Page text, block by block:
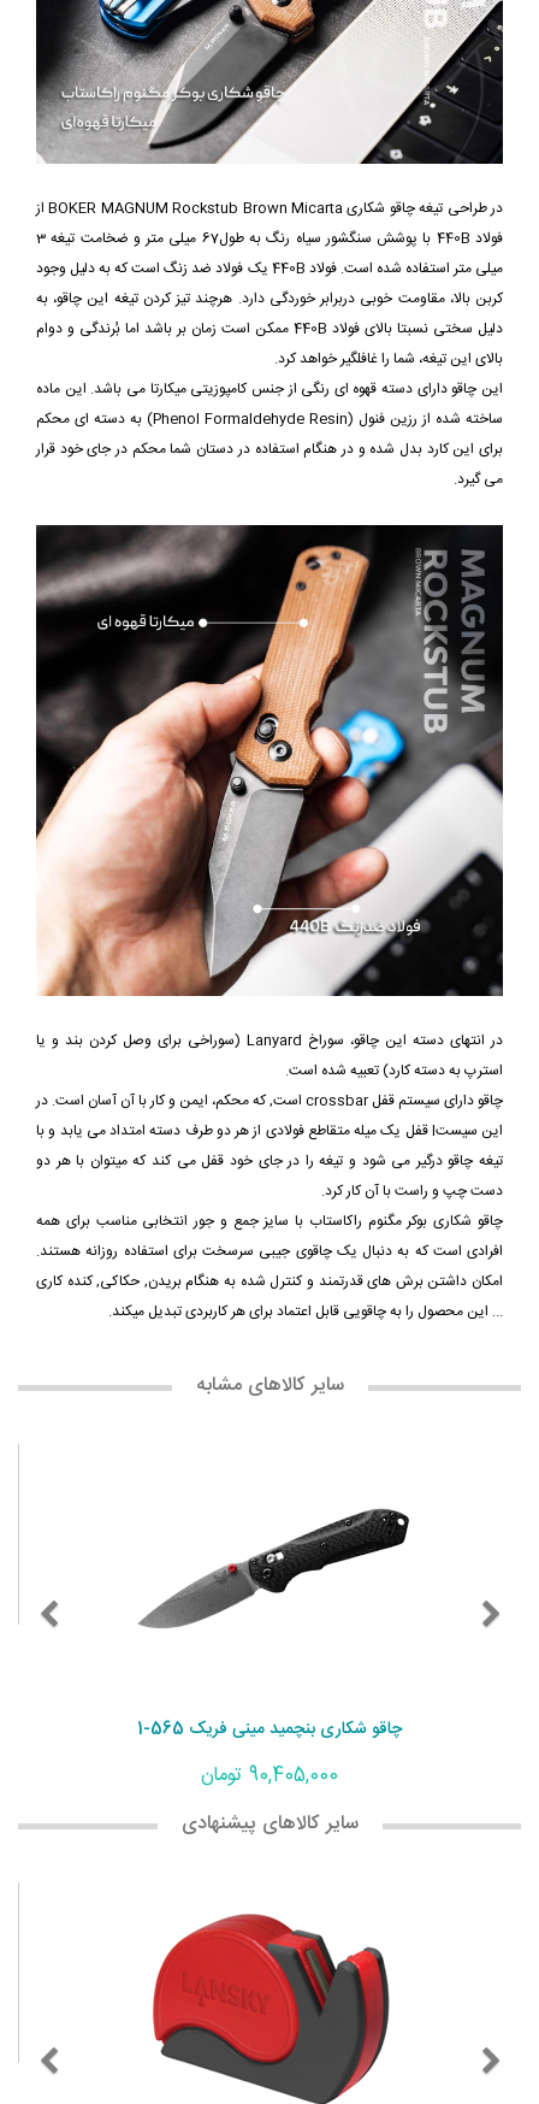
در طراحی تیغه چاقو شکاری BOKER MAGNUM Rockstub Brown Micarta از
فولاد 440B با پوشش سنگشور سیاه رنگ به طول67 میلی متر و ضخامت تیغه 3
میلی متر استفاده شده است. فولاد 440B یک فولاد ضد زنگ است که به دلیل وجود
کربن بالا، مقاومت خوبی دربرابر خوردگی دارد. هرچند تیز کردن تیغه این چاقو، به
دلیل سختی نسبتا بالای فولاد 440B ممکن است زمان بر باشد اما بُرندگی و دوام
بالای این تیغه، شما را غافلگیر خواهد کرد.
این چاقو دارای دسته قهوه ای رنگی از جنس کامپوزیتی میکارتا می باشد. این ماده
ساخته شده از رزین فنول (Phenol Formaldehyde Resin) به دسته ای محکم
برای این کارد بدل شده و در هنگام استفاده در دستان شما محکم در جای خود قرار
می گیرد.
در انتهای دسته این چاقو، سوراخ Lanyard (سوراخی برای وصل کردن بند و یا
استرپ به دسته کارد) تعبیه شده است.
چاقو دارای سیستم قفل crossbar است, که محکم، ایمن و کار با آن آسان است. در
این سیستl قفل یک میله متقاطع فولادی از هر دو طرف دسته امتداد می یابد و با
تیغه چاقو درگیر می شود و تیغه را در جای خود قفل می کند که میتوان با هر دو
دست چپ و راست با آن کار کرد.
چاقو شکاری بوکر مگنوم راکاستاب با سایز جمع و جور انتخابی مناسب برای همه
افرادی است که به دنبال یک چاقوی جیبی سرسخت برای استفاده روزانه هستند.
امکان داشتن برش های قدرتمند و کنترل شده به هنگام بریدن, حکاکی, کنده کاری
... این محصول را به چاقویی قابل اعتماد برای هر کاربردی تبدیل میکند.
سایر کالاهای مشابه
چاقو شکاری بنچمید مینی فریک 565-1
90,405,000 تومان
سایر کالاهای پیشنهادی